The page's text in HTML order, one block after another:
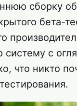
сборку
бета-
с
что никто